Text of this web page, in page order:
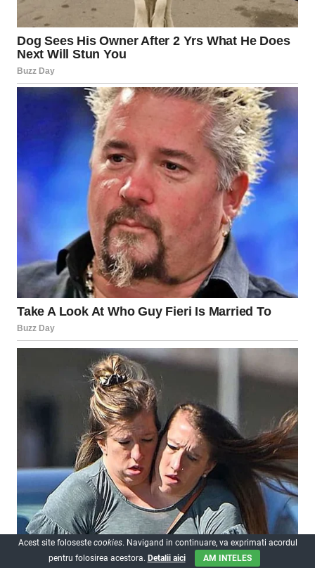
Acest site foloseste cookies. Navigand in continuare, va exprimati acordul
pentru folosirea acestora. Detalii aici AM INTELES